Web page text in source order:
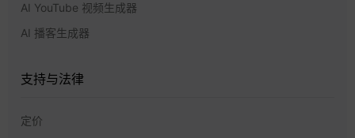
AI YouTube 视频生成器
AI 播客生成器
支持与法律
定价